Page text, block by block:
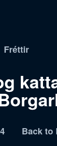
Fréttir
Back to